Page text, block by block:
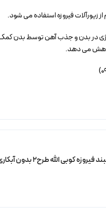
فیروزه استفاده می شود.
در بدن و جذب آهن توسط بدن
کاهش می دهد.
الله طرح2 بدون آبکاری”